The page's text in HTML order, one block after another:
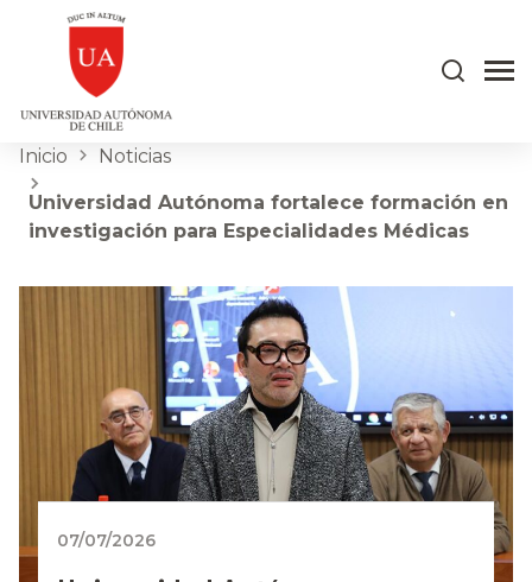
Inicio Noticias
Universidad Autónoma fortalece formación en
investigación para Especialidades Médicas
07/07/2026